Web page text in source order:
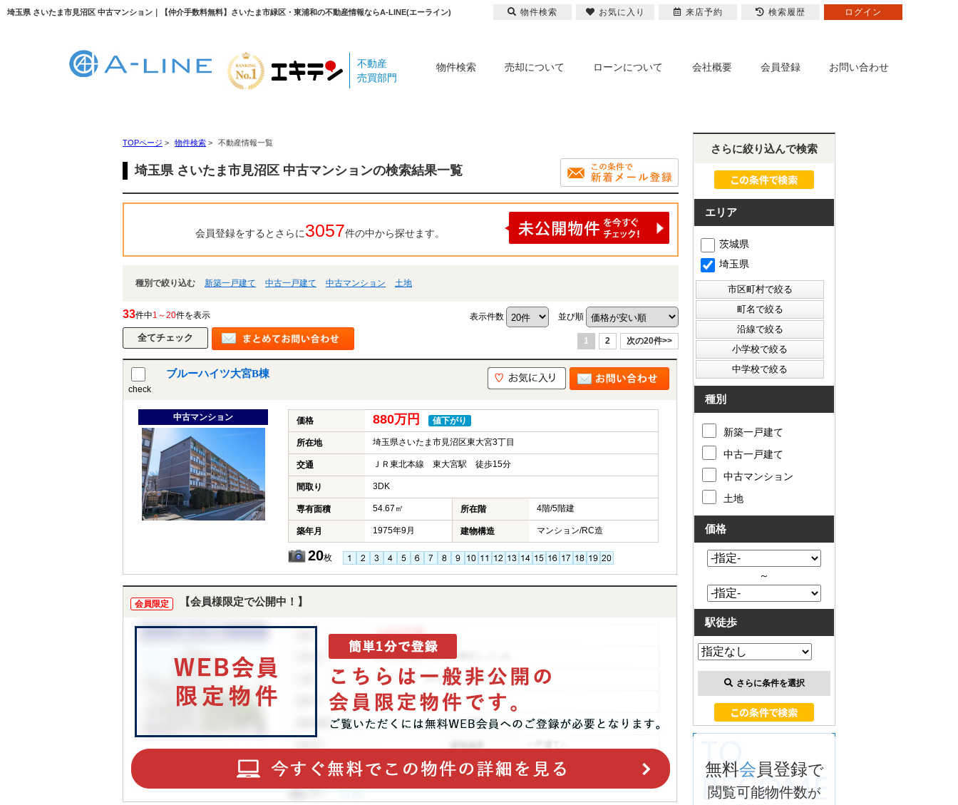
埼玉県 さいたま市見沼区 中古マンション｜【仲介手数料無料】さいたま市緑区・東浦和の不動産情報ならA-LINE(エーライン)
不動産
売買部門
物件検索 売却について ローンについて 会社概要 会員登録 お問い合わせ
TOPページ > 物件検索 > 不動産情報一覧
埼玉県 さいたま市見沼区 中古マンションの検索結果一覧
会員登録をするとさらに3057件の中から探せます。
種別で絞り込む 新築一戸建て 中古一戸建て 中古マンション 土地
33件中1～20件を表示 表示件数 並び順
1 2 次の20件>>
check
ブルーハイツ大宮B棟
中古マンション 価格 880万円 値下がり
所在地 埼玉県さいたま市見沼区東大宮3丁目
交通 ＪＲ東北本線 東大宮駅 徒歩15分
間取り 3DK
専有面積 54.67㎡ 所在階 4階/5階建
築年月 1975年9月 建物構造 マンション/RC造
20枚
会員限定 【会員様限定で公開中！】
さらに絞り込んで検索
エリア
茨城県
埼玉県
種別
新築一戸建て
中古一戸建て
中古マンション
土地
価格
～
駅徒歩
さらに条件を選択
無料会員登録で
閲覧可能物件数が
物件検索 お気に入り 来店予約 検索履歴 ログイン